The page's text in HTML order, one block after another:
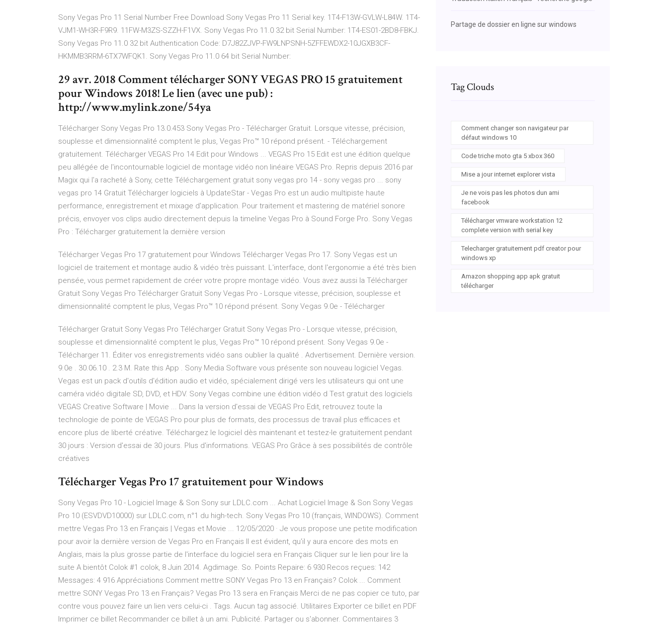
Sony Vegas Pro 11 Serial Number Free Download Sony Vegas Pro 11 Serial key. 1T4-F13W-GVLW-L84W. 1T4-
VJM1-WH3R-F9R9. 11FW-M3ZS-SZZH-F1VX. Sony Vegas Pro 11.0 32 bit Serial Number: 1T4-ES01-2BD8-FBKJ.
Sony Vegas Pro 11.0 32 bit Authentication Code: D7J82ZJVP-FW9LNPSNH-5ZFFEWDX2-10JGXB3CF-
HKMMB3RRM-6TX7WFQK1. Sony Vegas Pro 11.0 64 bit Serial Number:
29 avr. 2018 Comment télécharger SONY VEGAS PRO 15 gratuitement
pour Windows 2018! Le lien (avec une pub) :
http://www.mylink.zone/54ya
Télécharger Sony Vegas Pro 13.0.453 Sony Vegas Pro - Télécharger Gratuit. Lorsque vitesse, précision,
souplesse et dimensionnalité comptent le plus, Vegas Pro™ 10 répond présent. - Téléchargement
gratuitement. Télécharger VEGAS Pro 14 Edit pour Windows ... VEGAS Pro 15 Edit est une édition quelque
peu allégée de l'incontournable logiciel de montage vidéo non linéaire VEGAS Pro. Repris depuis 2016 par
Magix qui l'a racheté à Sony, cette Téléchargement gratuit sony vegas pro 14 - sony vegas pro ... sony
vegas pro 14 Gratuit Télécharger logiciels à UpdateStar - Vegas Pro est un audio multipiste haute
performance, enregistrement et mixage d'application. Pour traitement et mastering de matériel sonore
précis, envoyer vos clips audio directement depuis la timeline Vegas Pro à Sound Forge Pro. Sony Vegas
Pro : Télécharger gratuitement la dernière version
Télécharger Vegas Pro 17 gratuitement pour Windows Télécharger Vegas Pro 17. Sony Vegas est un
logiciel de traitement et montage audio & vidéo très puissant. L'interface, dont l'ergonomie a été très bien
pensée, vous permet rapidement de créer votre propre montage vidéo. Vous avez aussi la Télécharger
Gratuit Sony Vegas Pro Télécharger Gratuit Sony Vegas Pro - Lorsque vitesse, précision, souplesse et
dimensionnalité comptent le plus, Vegas Pro™ 10 répond présent. Sony Vegas 9.0e - Télécharger
Télécharger Gratuit Sony Vegas Pro Télécharger Gratuit Sony Vegas Pro - Lorsque vitesse, précision,
souplesse et dimensionnalité comptent le plus, Vegas Pro™ 10 répond présent. Sony Vegas 9.0e -
Télécharger 11. Éditer vos enregistrements vidéo sans oublier la qualité . Advertisement. Dernière version.
9.0e . 30.06.10 . 2.3 M. Rate this App . Sony Media Software vous présente son nouveau logiciel Vegas.
Vegas est un pack d'outils d'édition audio et vidéo, spécialement dirigé vers les utilisateurs qui ont une
caméra vidéo digitale SD, DVD, et HDV. Sony Vegas combine une édition vidéo d Test gratuit des logiciels
VEGAS Creative Software | Movie ... Dans la version d'essai de VEGAS Pro Edit, retrouvez toute la
technologie de pointe de VEGAS Pro pour plus de formats, des processus de travail plus efficaces et
encore plus de liberté créative. Téléchargez le logiciel dès maintenant et testez-le gratuitement pendant
30 jours : Version d'essai de 30 jours. Plus d'informations. VEGAS Pro Grâce à ses possibilités de contrôle
créatives
Télécharger Vegas Pro 17 gratuitement pour Windows
Sony Vegas Pro 10 - Logiciel Image & Son Sony sur LDLC.com ... Achat Logiciel Image & Son Sony Vegas
Pro 10 (ESVDVD10000) sur LDLC.com, n°1 du high-tech. Sony Vegas Pro 10 (français, WINDOWS). Comment
mettre Vegas Pro 13 en Français | Vegas et Movie ... 12/05/2020 · Je vous propose une petite modification
pour avoir la dernière version de Vegas Pro en Français Il est évident, qu'il y aura encore des mots en
Anglais, mais la plus grosse partie de l'interface du logiciel sera en Français Cliquer sur le lien pour lire la
suite A bientôt Colok #1 colok, 8 Juin 2014. Agdimage. So. Points Repaire: 6 930 Recos reçues: 142
Messages: 4 916 Appréciations Comment mettre SONY Vegas Pro 13 en Français? Colok ... Comment
mettre SONY Vegas Pro 13 en Français? Vegas Pro 13 sera en Français Merci de ne pas copier ce tuto, par
contre vous pouvez faire un lien vers celui-ci . Tags. Aucun tag associé. Utilitaires Exporter ce billet en PDF
Imprimer ce billet Recommander ce billet à un ami. Publicité. Partager ou s'abonner. Commentaires 3
Partage de dossier en ligne sur windows
Tag Clouds
Comment changer son navigateur par
défaut windows 10
Code triche moto gta 5 xbox 360
Mise a jour internet explorer vista
Je ne vois pas les photos dun ami
facebook
Télécharger vmware workstation 12
complete version with serial key
Telecharger gratuitement pdf creator pour
windows xp
Amazon shopping app apk gratuit
télécharger